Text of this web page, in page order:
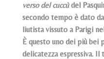
verso del cuccùdel
secondo tempo è dato
liutista vissuto a Parigi
È questo uno dei più bei
delicatezza espressiva.